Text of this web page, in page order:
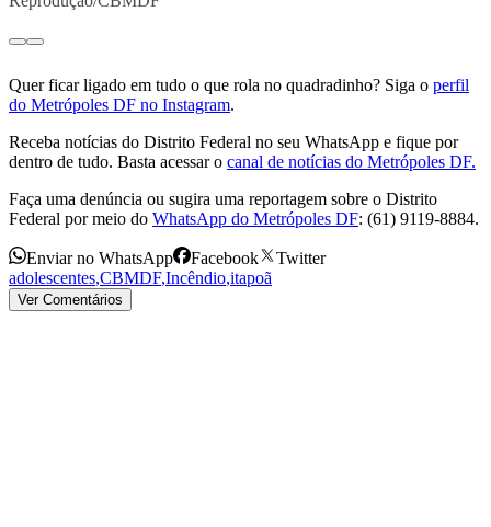
Quer ficar ligado em tudo o que rola no quadradinho? Siga o perfil
do Metrópoles DF no Instagram.
Receba notícias do Distrito Federal no seu WhatsApp e fique por
dentro de tudo. Basta acessar o canal de notícias do Metrópoles DF.
Faça uma denúncia ou sugira uma reportagem sobre o Distrito
Federal por meio do WhatsApp do Metrópoles DF: (61) 9119-8884.
Enviar no WhatsApp Facebook
Twitter
adolescentes,CBMDF,Incêndio,itapoã
Ver Comentários